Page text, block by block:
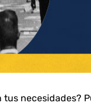
necesidades?